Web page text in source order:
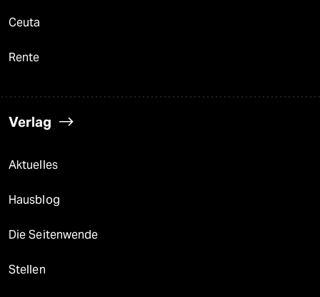
Ceuta
Rente
Verlag
Aktuelles
Hausblog
Die Seitenwende
Stellen